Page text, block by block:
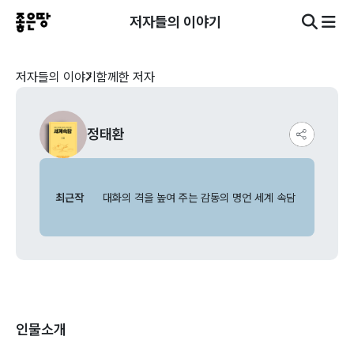
저자들의 이야기
저자들의 이야기 함께한 저자
정태환
최근작 대화의 격을 높여 주는 감동의 명언 세계 속담
인물소개